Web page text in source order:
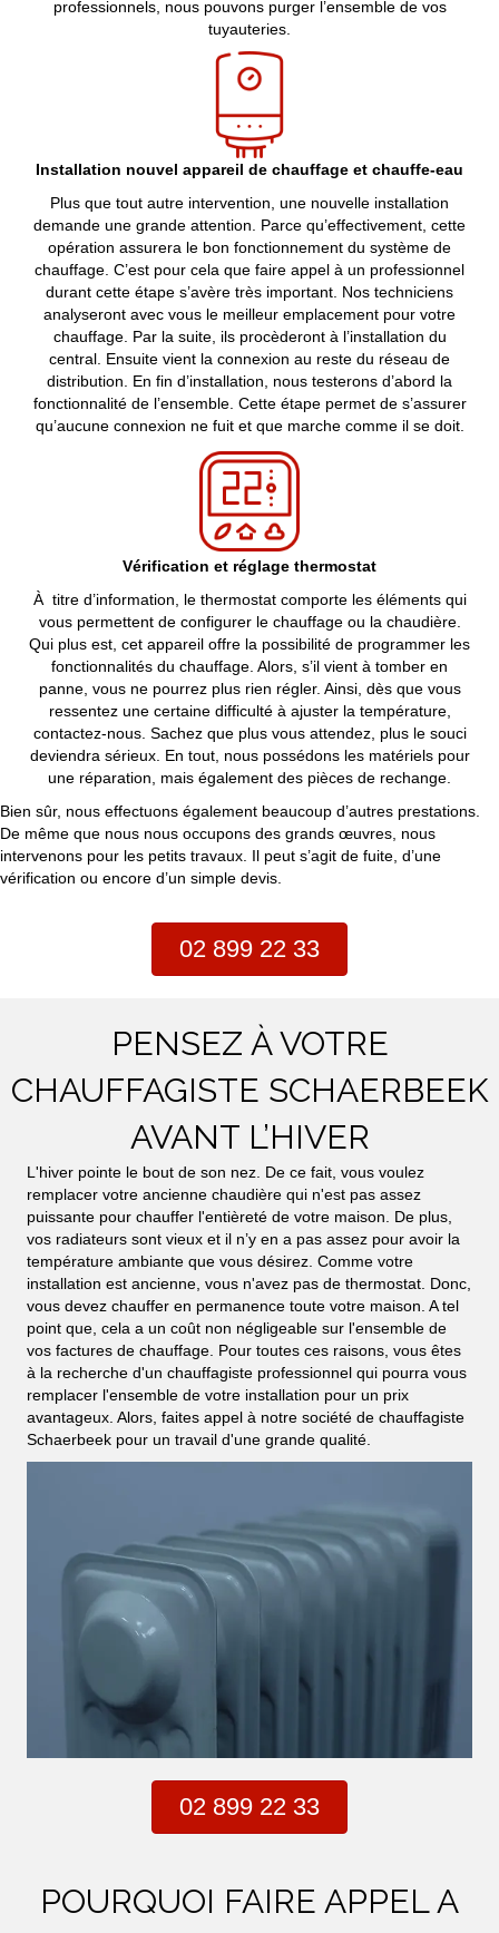
professionnels, nous pouvons purger l’ensemble de vos
tuyauteries.
Installation nouvel appareil de chauffage et chauffe-eau
Plus que tout autre intervention, une nouvelle installation
demande une grande attention. Parce qu’effectivement, cette
opération assurera le bon fonctionnement du système de
chauffage. C’est pour cela que faire appel à un professionnel
durant cette étape s’avère très important. Nos techniciens
analyseront avec vous le meilleur emplacement pour votre
chauffage. Par la suite, ils procèderont à l’installation du
central. Ensuite vient la connexion au reste du réseau de
distribution. En fin d’installation, nous testerons d’abord la
fonctionnalité de l’ensemble. Cette étape permet de s’assurer
qu’aucune connexion ne fuit et que marche comme il se doit.
Vérification et réglage thermostat
À titre d’information, le thermostat comporte les éléments qui
vous permettent de configurer le chauffage ou la chaudière.
Qui plus est, cet appareil offre la possibilité de programmer les
fonctionnalités du chauffage. Alors, s’il vient à tomber en
panne, vous ne pourrez plus rien régler. Ainsi, dès que vous
ressentez une certaine difficulté à ajuster la température,
contactez-nous. Sachez que plus vous attendez, plus le souci
deviendra sérieux. En tout, nous possédons les matériels pour
une réparation, mais également des pièces de rechange.
Bien sûr, nous effectuons également beaucoup d’autres prestations.
De même que nous nous occupons des grands œuvres, nous
intervenons pour les petits travaux. Il peut s’agit de fuite, d’une
vérification ou encore d’un simple devis.
02 899 22 33
PENSEZ À VOTRE
CHAUFFAGISTE SCHAERBEEK
AVANT L’HIVER
L'hiver pointe le bout de son nez. De ce fait, vous voulez
remplacer votre ancienne chaudière qui n'est pas assez
puissante pour chauffer l'entièreté de votre maison. De plus,
vos radiateurs sont vieux et il n’y en a pas assez pour avoir la
température ambiante que vous désirez. Comme votre
installation est ancienne, vous n'avez pas de thermostat. Donc,
vous devez chauffer en permanence toute votre maison. A tel
point que, cela a un coût non négligeable sur l'ensemble de
vos factures de chauffage. Pour toutes ces raisons, vous êtes
à la recherche d'un chauffagiste professionnel qui pourra vous
remplacer l'ensemble de votre installation pour un prix
avantageux. Alors, faites appel à notre société de chauffagiste
Schaerbeek pour un travail d'une grande qualité.
02 899 22 33
POURQUOI FAIRE APPEL A